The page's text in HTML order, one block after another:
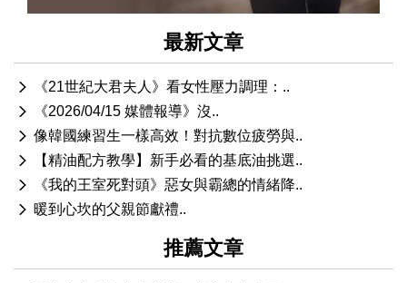
最新文章
《21世紀大君夫人》看女性壓力調理：..
《2026/04/15 媒體報導》沒..
像韓國練習生一樣高效！對抗數位疲勞與..
【精油配方教學】新手必看的基底油挑選..
《我的王室死對頭》惡女與霸總的情緒降..
暖到心坎的父親節獻禮..
推薦文章